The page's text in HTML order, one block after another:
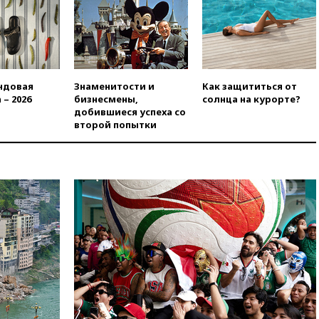
07:00
Силы ПВО сбили шесть
БПЛА ВСУ, летевших на
Москву
06:25
Золото подорожало до
$4350 за тройскую унцию
МИД РФ: Казахстан
понимает сущность киевского
режима
05:10Дом детства Нила
04:00Мирошник: России стоит
быть готовой к продолжению
украинского конфликта
03:16 Трамп заявил, что
предпочел бы соглашение с
Ираном
02:06 Лантратова: судьба
сотни жителей Курской
области все еще неизвестна
2026
Знаменитости и
бизнесмены,
добившиеся успеха со
второй попытки
Как защититься от
солнца на курорте?